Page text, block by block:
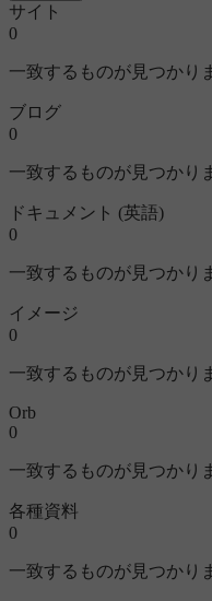
サイト
0
一致するものが見つかり
ブログ
0
一致するものが見つかり
ドキュメント (英語)
0
一致するものが見つかり
イメージ
0
一致するものが見つかり
Orb
0
一致するものが見つかり
各種資料
0
一致するものが見つかり